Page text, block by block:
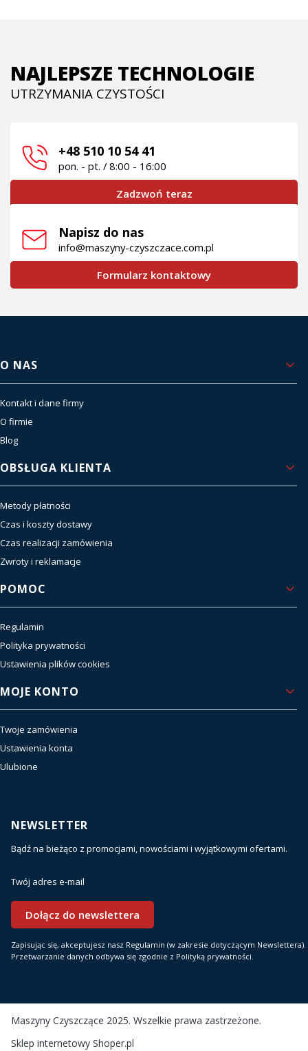
NAJLEPSZE TECHNOLOGIE
UTRZYMANIA CZYSTOŚCI
+48 510 10 54 41
pon. - pt. / 8:00 - 16:00
Zadzwoń teraz
Napisz do nas
info@maszyny-czyszczace.com.pl
Formularz kontaktowy
Linki w stopce
O NAS
Kontakt i dane firmy
O firmie
Blog
OBSŁUGA KLIENTA
Metody płatności
Czas i koszty dostawy
Czas realizacji zamówienia
Zwroty i reklamacje
POMOC
Regulamin
Polityka prywatności
Ustawienia plików cookies
MOJE KONTO
Twoje zamówienia
Ustawienia konta
Ulubione
NEWSLETTER
Bądź na bieżąco z promocjami, nowościami i wyjątkowymi ofertami.
Twój adres e-mail
Dołącz do newslettera
Zapisując się, akceptujesz nasz Regulamin (w zakresie dotyczącym Newslettera).
Przetwarzanie danych odbywa się zgodnie z Polityką prywatności.
Maszyny Czyszczące 2025. Wszelkie prawa zastrzeżone.
Sklep internetowy Shoper.pl